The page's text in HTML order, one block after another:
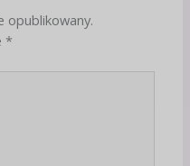
opublikowany.
*